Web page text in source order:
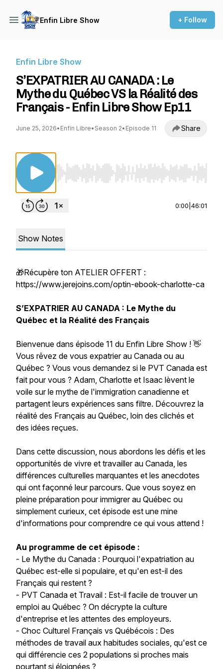
Enfin Libre Show + Follow
Enfin Libre Show
S’EXPATRIER AU CANADA : Le
Mythe du Québec VS la Réalité des
Français - Enfin Libre Show Ep11
June 25, 2026• Enfin Libre• Season 2• Episode 11 Share
Use Left/Right to seek, Home/End to jump
0:00 46:01
Show Notes
🎁Récupère ton ATELIER OFFERT :
https://www.jerejoins.com/optin-ebook-charlotte-ca
S’EXPATRIER AU CANADA : Le Mythe du
Québec et la Réalité des Français
Bienvenue dans épisode 11 du Enfin Libre Show ! 👋
Vous rêvez de vous expatrier au Canada ou au
Québec ? Vous vous demandez si le PVT Canada est
fait pour vous ? Adam, Charlotte et Isaac lèvent le
voile sur le mythe de l'immigration canadienne et
partagent leurs expériences sans filtre. Découvrez la
réalité des Français au Québec, loin des clichés et
des idées reçues.
Dans cette discussion, nous abordons les défis et les
opportunités de vivre et travailler au Canada, les
différences culturelles marquantes et les anecdotes
qui ont façonné leur parcours. Que vous soyez en
pleine préparation pour immigrer au Québec ou
simplement curieux, cet épisode est une mine
d'informations pour comprendre ce qui vous attend !
Au programme de cet épisode :
- Le Mythe du Canada : Pourquoi l'expatriation au
Québec est-elle si populaire, et qu'en est-il des
Français qui restent ?
- PVT Canada et Travail : Est-il facile de trouver un
emploi au Québec ? On décrypte la culture
d'entreprise et les attentes des employeurs.
- Choc Culturel Français vs Québécois : Des
méthodes de travail aux habitudes sociales, qu'est ce
qui différencie ces 2 populations si proches mais
pourtant si éloignées ?